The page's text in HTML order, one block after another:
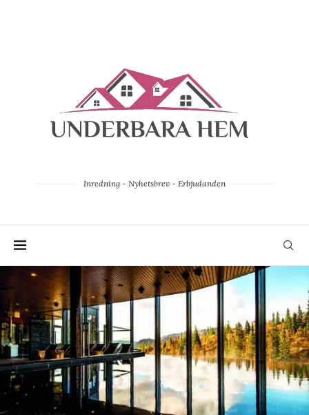
Inredning - Nyhetsbrev - Erbjudanden